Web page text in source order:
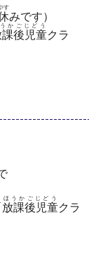
す
みです）
課後児童
かごじどう
クラ
放課後児童
ほうかごじどう
クラ